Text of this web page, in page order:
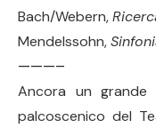
Bach/Webern,
Mendelssohn,
———–
Ancora un
palcoscenico del